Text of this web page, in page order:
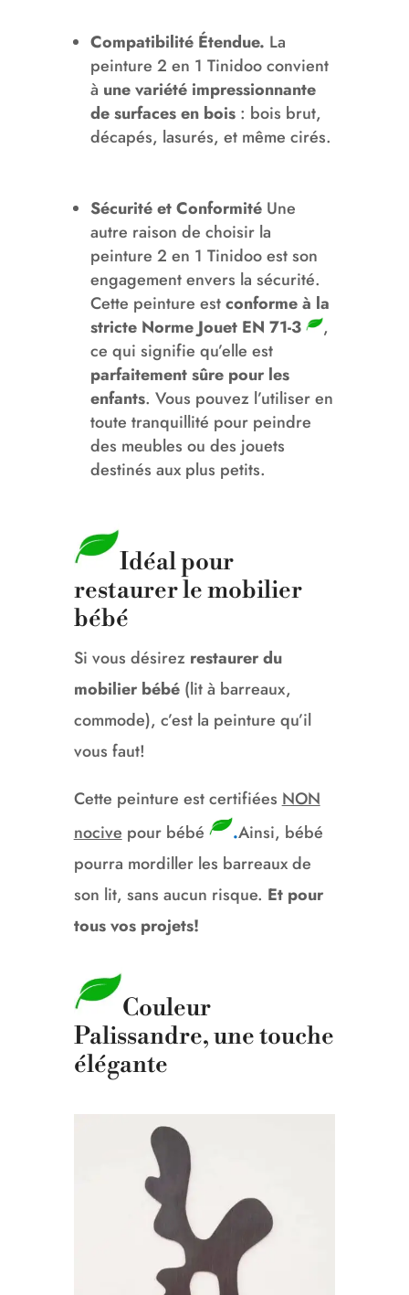
Compatibilité Étendue. La
peinture 2 en 1 Tinidoo convient
à une variété impressionnante
de surfaces en bois: bois brut,
décapés, lasurés, et même cirés.
Sécurité et ConformitéUne
autre raison de choisir la
peinture 2 en 1 Tinidoo est son
engagement envers la sécurité.
Cette peinture estconforme à la
stricte Norme Jouet EN 71-3
,
ce qui signifie qu’elle est
parfaitement sûre pour les
enfants. Vous pouvez l’utiliser en
toute tranquillité pour peindre
des meubles ou des jouets
destinés aux plus petits.
Idéal pour
restaurer le mobilier
bébé
Si vous désirez restaurer du
mobilier bébé(lit à barreaux,
commode), c’est la peinture qu’il
vous faut!
Cette peinture est certifiéesNON
nocivepour bébé .Ainsi, bébé
pourra mordiller les barreaux de
son lit, sans aucun risque. Et pour
tous vos projets!
Couleur
Palissandre, une touche
élégante